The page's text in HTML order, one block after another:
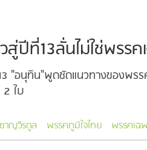
ปีที่13ลั่นไม่ใช่พรรค
"อนุทิน"พูดชัดแนวทางของพร
ใบ
ญวีรกูล พรรคภูมิใจไทย พรรคเฉ